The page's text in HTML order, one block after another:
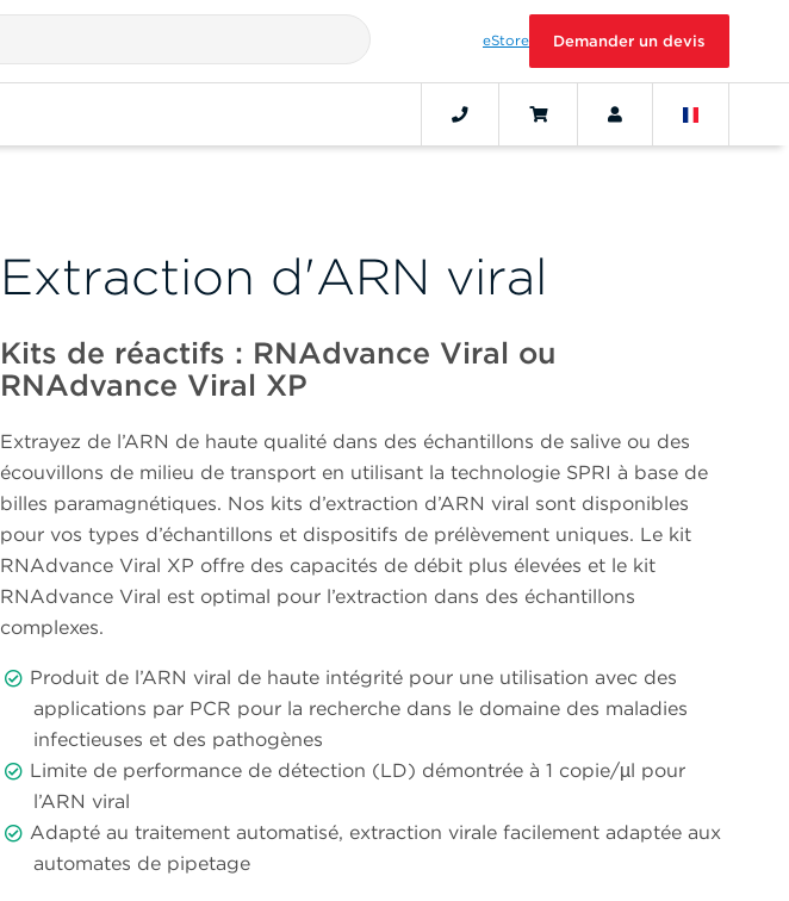
eStore Demander un devis
Extraction d'ARN viral
Kits de réactifs : RNAdvance Viral ou
RNAdvance Viral XP
Extrayez de l’ARN de haute qualité dans des échantillons de salive ou des
écouvillons de milieu de transport en utilisant la technologie SPRI à base de
billes paramagnétiques. Nos kits d’extraction d’ARN viral sont disponibles
pour vos types d’échantillons et dispositifs de prélèvement uniques. Le kit
RNAdvance Viral XP offre des capacités de débit plus élevées et le kit
RNAdvance Viral est optimal pour l’extraction dans des échantillons
complexes.
Produit de l’ARN viral de haute intégrité pour une utilisation avec des
applications par PCR pour la recherche dans le domaine des maladies
infectieuses et des pathogènes
Limite de performance de détection (LD) démontrée à 1 copie/µl pour
l’ARN viral
Adapté au traitement automatisé, extraction virale facilement adaptée aux
automates de pipetage